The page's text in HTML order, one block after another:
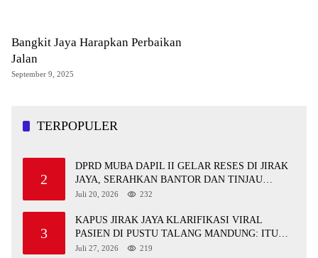
Bangkit Jaya Harapkan Perbaikan
Jalan
September 9, 2025
TERPOPULER
2
DPRD MUBA DAPIL II GELAR RESES DI JIRAK
JAYA, SERAHKAN BANTOR DAN TINJAU
JALAN RUSAK SERTA TPS 3R
Juli 20, 2026 232
3
KAPUS JIRAK JAYA KLARIFIKASI VIRAL
PASIEN DI PUSTU TALANG MANDUNG: ITU
MISKOMUNIKASI
Juli 27, 2026 219